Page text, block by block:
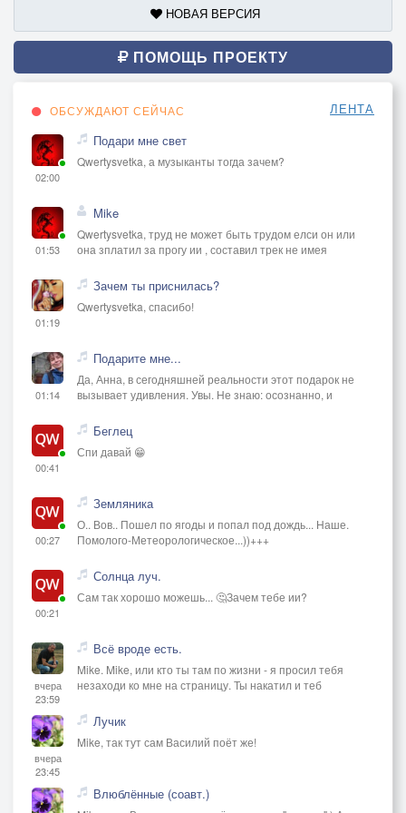
НОВАЯ ВЕРСИЯ
ПОМОЩЬ ПРОЕКТУ
ОБСУЖДАЮТ СЕЙЧАС ЛЕНТА
02:00
Подари мне свет
Qwertysvetka, а музыканты тогда зачем?
01:53
Mike
Qwertysvetka, труд не может быть трудом елси он или
она зплатил за прогу ии , составил трек не имея
01:19
Зачем ты приснилась?
Qwertysvetka, спасибо!
01:14
Подарите мне...
Да, Анна, в сегодняшней реальности этот подарок не
вызывает удивления. Увы. Не знаю: осознанно, и
00:41
Беглец
Спи давай 😁
00:27
Земляника
О.. Вов.. Пошел по ягоды и попал под дождь... Наше.
Помолого-Метеорологическое...))+++
00:21
Солнца луч.
Сам так хорошо можешь... 🤔Зачем тебе ии?
вчера
23:59
Всё вроде есть.
Mike. Mike, или кто ты там по жизни - я просил тебя
незаходи ко мне на страницу. Ты накатил и теб
вчера
23:45
Лучик
Mike, так тут сам Василий поёт же!
Влюблённые (соавт.)